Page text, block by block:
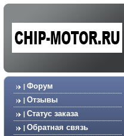
| Форум
| Отзывы
| Статус заказа
| Обратная связь